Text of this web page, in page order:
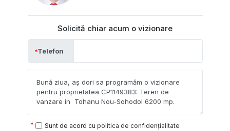
Solicită chiar acum o vizionare
Telefon
Sunt de acord cu politica de confidențialitate